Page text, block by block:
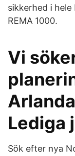
sikkerhed i
REMA 1000.
Vi
Lediga
Sök efter nya